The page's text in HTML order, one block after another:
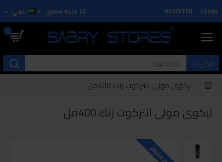
LOGIN
REGISTER
LE جنية مصري عربي
0
الكل
ليكوى مولى انتركوت زنك 400مل
ليكوى مولى انتركوت زنك 400مل
غير متوفر